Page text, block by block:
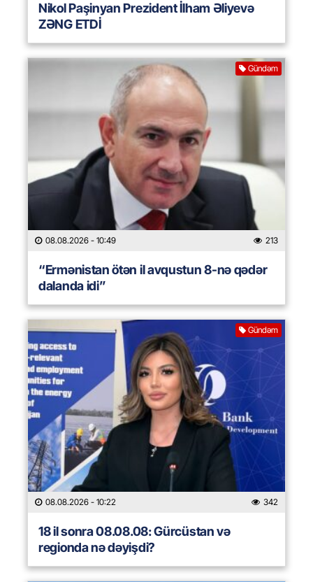
Nikol Paşinyan Prezident İlham Əliyevə
ZƏNG ETDİ
Gündəm
08.08.2026 - 10:49 213
“Ermənistan ötən il avqustun 8-nə qədər
dalanda idi”
Gündəm
08.08.2026 - 10:22 342
18 il sonra 08.08.08: Gürcüstan və
regionda nə dəyişdi?